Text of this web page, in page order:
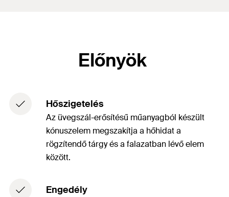
Előnyök
Hőszigetelés
Az üvegszál-erősítésű műanyagból készült
kónuszelem megszakítja a hőhidat a
rögzítendő tárgy és a falazatban lévő elem
között.
Engedély